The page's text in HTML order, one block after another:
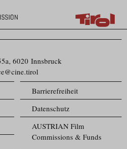
6020 Innsbruck
Barrierefreiheit
Datenschutz
AUSTRIAN Film
Commissions & Funds